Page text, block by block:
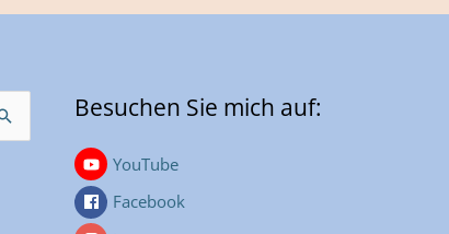
Besuchen Sie mich auf:
YouTube
Facebook